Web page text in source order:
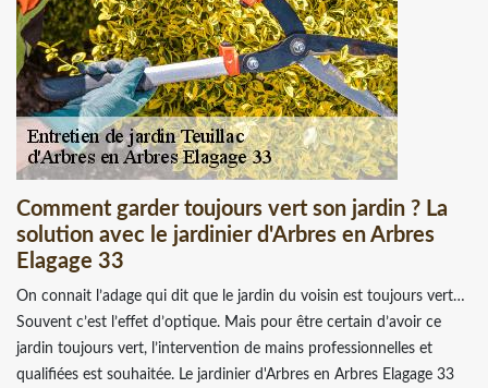
Comment garder toujours vert son jardin ? La
solution avec le jardinier d'Arbres en Arbres
Elagage 33
On connait l’adage qui dit que le jardin du voisin est toujours vert…
Souvent c’est l’effet d’optique. Mais pour être certain d’avoir ce
jardin toujours vert, l’intervention de mains professionnelles et
qualifiées est souhaitée. Le jardinier d'Arbres en Arbres Elagage 33